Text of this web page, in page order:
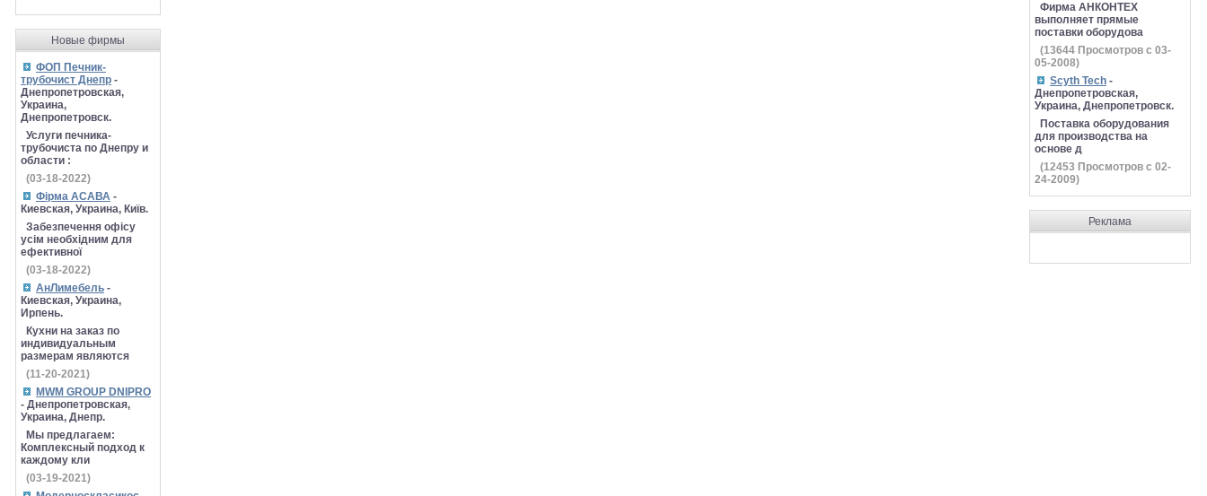
Новые фирмы
ФОП Печник-
трубочист Днепр -
Днепропетровская,
Украина,
Днепропетровск.
Услуги печника-
трубочиста по Днепру и
области :
(03-18-2022)
Фірма АСАВА -
Киевская, Украина, Київ.
Забезпечення офісу
усім необхідним для
ефективної
(03-18-2022)
АнЛимебель -
Киевская, Украина,
Ирпень.
Кухни на заказ по
индивидуальным
размерам являются
(11-20-2021)
MWM GROUP DNIPRO
- Днепропетровская,
Украина, Днепр.
Мы предлагаем:
Комплексный подход к
каждому кли
(03-19-2021)
Фирма АНКОНТЕХ
выполняет прямые
поставки оборудова
(13644 Просмотров с 03-
05-2008)
Scyth Tech -
Днепропетровская,
Украина, Днепропетровск.
Поставка оборудования
для производства на
основе д
(12453 Просмотров с 02-
24-2009)
Реклама